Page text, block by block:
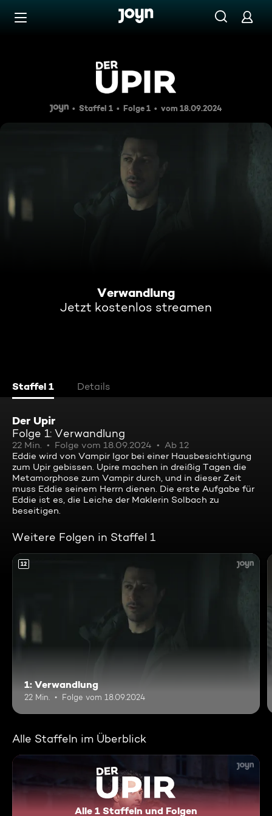
Zum Inhalt springen
Staffel 1 Folge 1 vom 18.09.2024
Verwandlung
Jetzt kostenlos streamen
Staffel 1 Details
Der Upir
Folge 1: Verwandlung
22 Min. Folge vom 18.09.2024
Ab 12
Eddie wird von Vampir Igor bei einer Hausbesichtigung
zum Upir gebissen. Upire machen in dreißig Tagen die
Metamorphose zum Vampir durch, und in dieser Zeit
muss Eddie seinem Herrn dienen. Die erste Aufgabe für
Eddie ist es, die Leiche der Maklerin Solbach zu
beseitigen.
Weitere Folgen in Staffel 1
12
1: Verwandlung
22 Min. Folge vom 18.09.2024
Alle Staffeln im Überblick
Alle 1 Staffeln und Folgen